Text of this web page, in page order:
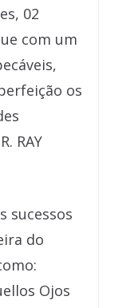
02
com um
os
RAY
sucessos
do
Ojos